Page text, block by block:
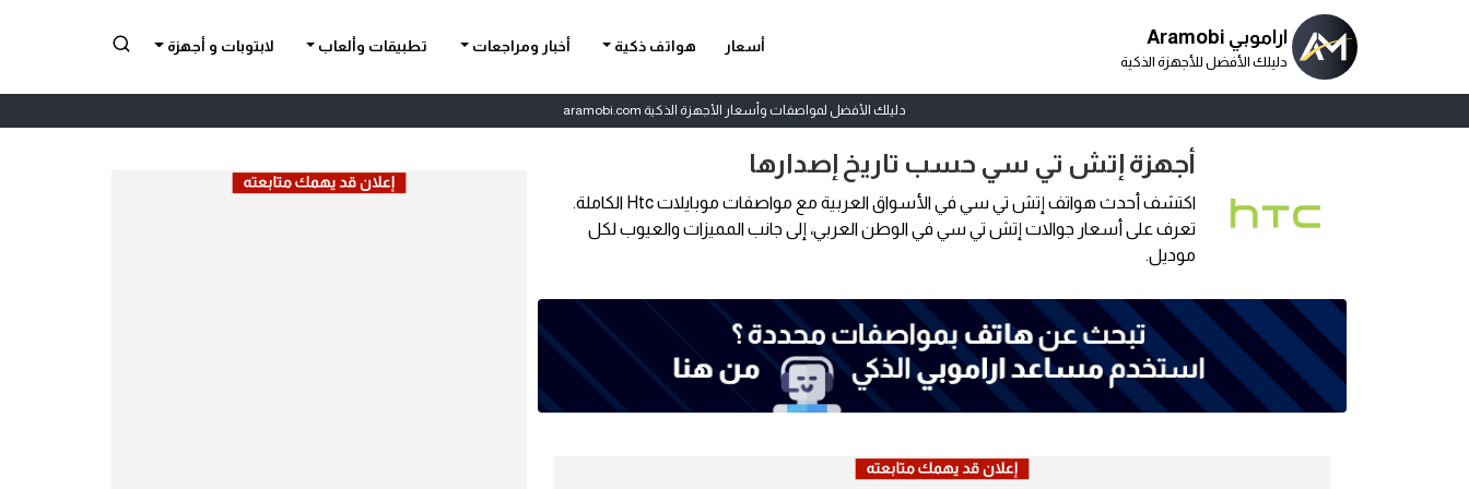
اراموبي Aramobi
دليلك الأفضل للأجهزة الذكية
أسعار هواتف ذكية أخبار ومراجعات تطبيقات وألعاب لابتوبات و أجهزة
دليلك الأفضل لمواصفات وأسعار الأجهزة الذكية aramobi.com
أجهزة إتش تي سي حسب تاريخ إصدارها
اكتشف أحدث هواتف إتش تي سي في الأسواق العربية مع مواصفات موبايلات Htc الكاملة.
تعرف على أسعار جوالات إتش تي سي في الوطن العربي، إلى جانب المميزات والعيوب لكل
موديل.